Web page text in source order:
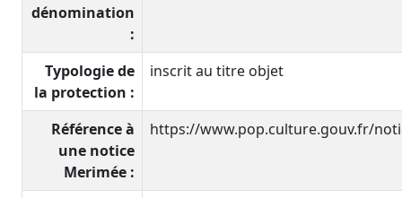
dénomination
:
Typologie de
la protection :
inscrit au titre objet
Référence à
une notice
Merimée :
https://www.pop.culture.gouv.fr/